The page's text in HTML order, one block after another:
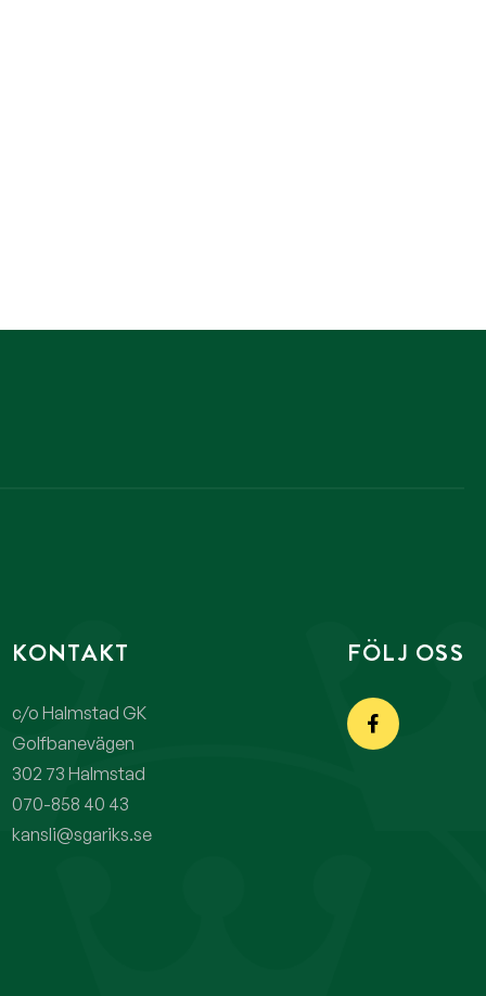
KONTAKT
c/o Halmstad GK
Golfbanevägen
302 73 Halmstad
070-858 40 43
kansli@sgariks.se
FÖLJ OSS